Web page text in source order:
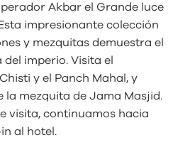
Akbar el Grande luce
impresionante colección
y mezquitas demuestra el
imperio. Visita el
y el Panch Mahal, y
la mezquita de Jama Masjid.
visita, continuamos hacia
al hotel.